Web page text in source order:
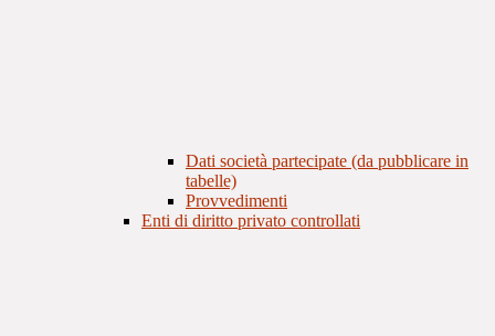
Dati società partecipate (da pubblicare in
tabelle)
Provvedimenti
Enti di diritto privato controllati